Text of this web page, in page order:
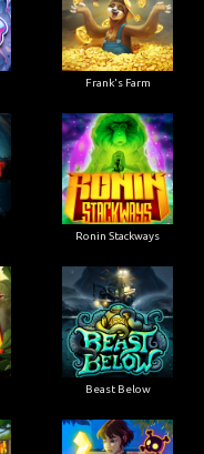
Frank's Farm
Ronin Stackways
Beast Below